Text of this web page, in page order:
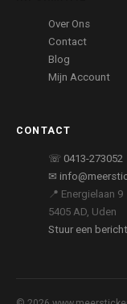
Over Ons
Contact
Blog
Mijn Account
CONTACT
☏ 0413-273052
✉
📍 Energielaan 9
5405 AD, Uden
Stuur een bericht